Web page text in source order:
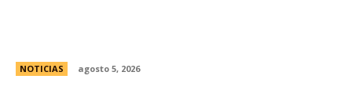
NOTICIAS agosto 5, 2026